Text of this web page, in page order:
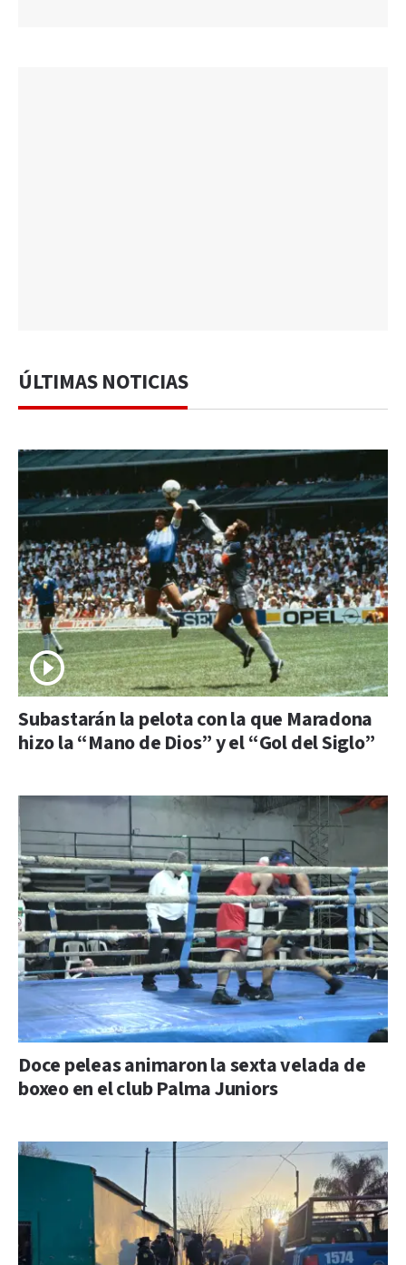
ÚLTIMAS NOTICIAS
Subastarán la pelota con la que Maradona
hizo la “Mano de Dios” y el “Gol del Siglo”
Doce peleas animaron la sexta velada de
boxeo en el club Palma Juniors